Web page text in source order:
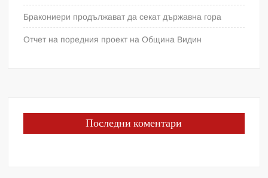
Бракониери продължават да секат държавна гора
Отчет на поредния проект на Община Видин
Последни коментари